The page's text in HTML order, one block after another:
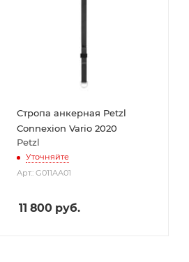
Стропа анкерная Petzl
Connexion Vario 2020
Petzl
Уточняйте
Арт.: G011AA01
11 800 руб.